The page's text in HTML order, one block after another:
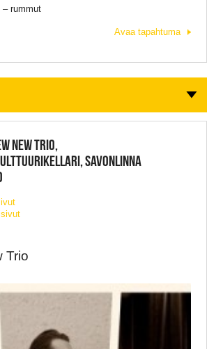
– rummut
Avaa tapahtuma
NEW TRIO,
SAVONLINNA
Trio